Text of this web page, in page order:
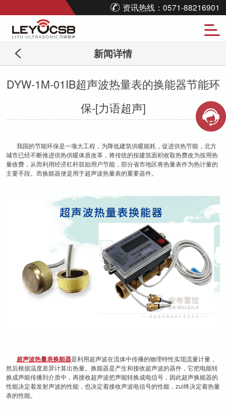
资讯热线：0571-88216901
新闻详情
DYW-1M-01IB超声波热量表的换能器节能环
保-[力语超声]
我国的节能环保是一项大工程，为降低建筑供暖能耗，促进供热节能，北方
城市已经不断推进供热供暖体质改革，将传统的按建筑面积收取热费改为按用热
量收费，从而利用经济杠杆鼓励用户节能，部分省市地区将热量表作为热计量的
主要手段。而换能器便是用于超声波热量表的重要器件。
超声波热量表换能器是利用超声波在流体中传播的物理特性实现流量计量，
然后根据温度差异计算出热量。换能器是产生和接收超声波的器件，它把电能转
换成声能传播到介质中，再接收超声波把声能转换成电信号，因此超声换能器的
性能决定着发射声波的性能，也决定着接收声波电信号的性能，zui终决定着热量
表的性能。